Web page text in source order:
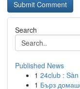
Search
Published News
1 24club :
1 Бърз